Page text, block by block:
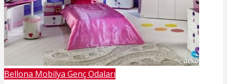
Bellona Mobilya Genç Odaları